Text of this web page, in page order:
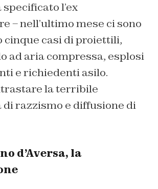
specificato l’ex
– nell’ultimo mese ci sono
cinque casi di proiettili,
ad aria compressa, esplosi
e richiedenti asilo.
la terribile
razzismo e diffusione di
d’Aversa, la